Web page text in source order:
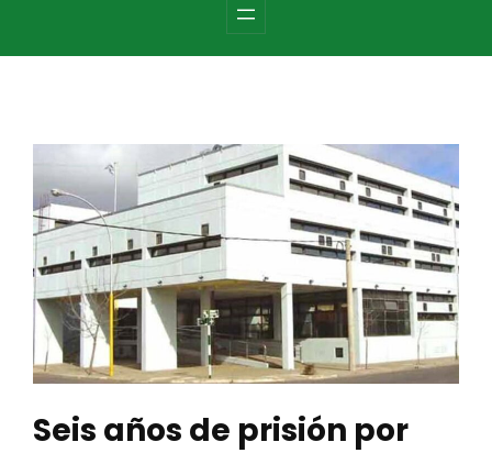
Seis años de prisión por